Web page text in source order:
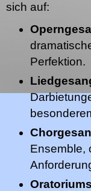
sich auf:
Perfektion.
Ensemble,